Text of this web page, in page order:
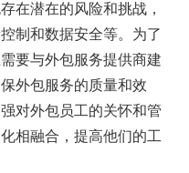
在潜在的风险和挑战，
制和数据安全等。为了
要与外包服务提供商建
外包服务的质量和效
对外包员工的关怀和管
相融合，提高他们的工